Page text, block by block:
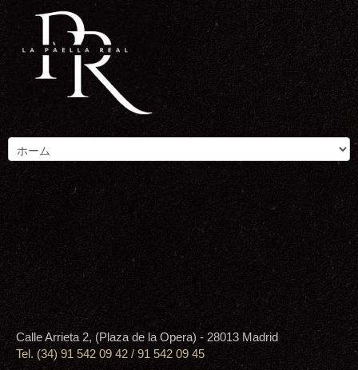
Calle Arrieta 2, (Plaza de la Opera) - 28013 Madrid
Tel. (34) 91 542 09 42 / 91 542 09 45